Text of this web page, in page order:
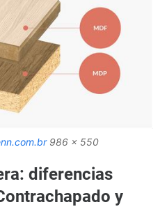
986 x 550
diferencias
y